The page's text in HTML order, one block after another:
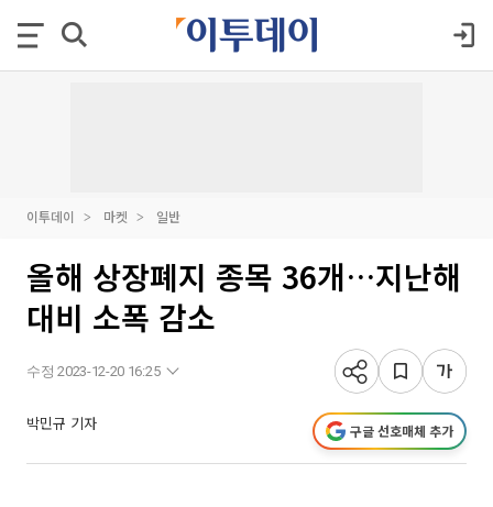
이투데이 마켓 일반
올해 상장폐지 종목 36개…지난해
대비 소폭 감소
수정 2023-12-20 16:25
박민규 기자 구글 선호매체 추가